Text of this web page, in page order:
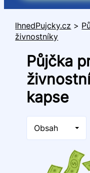
IhnedPujcky.cz >
živnostníky
Půjčka
kapse
Obsah